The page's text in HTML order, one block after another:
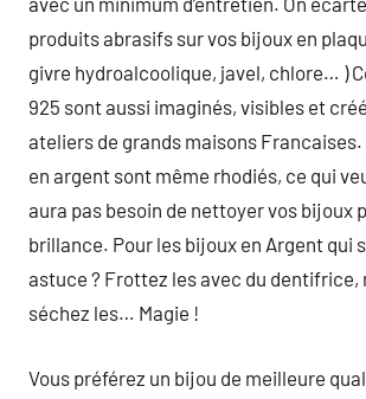
produits abrasifs sur vos bijoux en
givre hydroalcoolique, javel, chlore… )
925 sont aussi imaginés, visibles et
ateliers de grands maisons
en argent sont même rhodiés, ce qui
aura pas besoin de nettoyer vos bijoux
brillance. Pour les bijoux en Argent qui
astuce ? Frottez les avec du dentifrice,
séchez les… Magie !
Vous préférez un bijou de meilleure